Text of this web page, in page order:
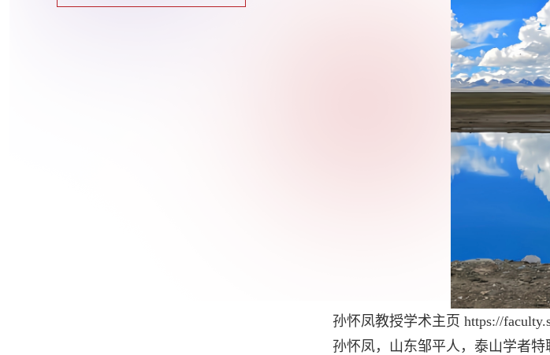
孙怀凤教授学术主页 https://
孙怀凤，山东邹平人，泰山学者